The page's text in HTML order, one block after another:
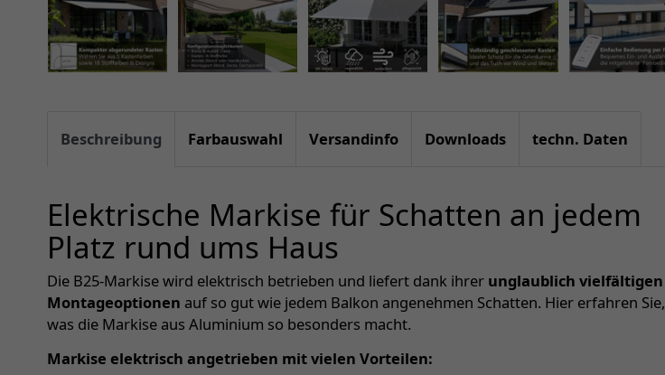
Beschreibung Farbauswahl Versandinfo Downloads techn. Daten
Elektrische Markise für Schatten an jedem
Platz rund ums Haus
Die B25-Markise wird elektrisch betrieben und liefert dank ihrer unglaublich vielfältigen
Montageoptionen auf so gut wie jedem Balkon angenehmen Schatten. Hier erfahren Sie,
was die Markise aus Aluminium so besonders macht.
Markise elektrisch angetrieben mit vielen Vorteilen: